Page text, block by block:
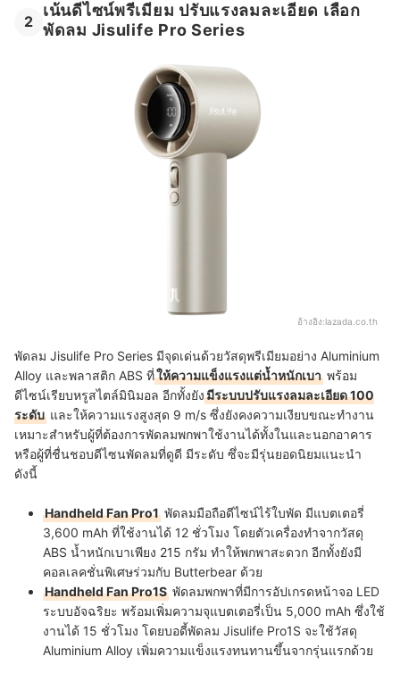
2
เน้นดีไซน์พรีเมียม ปรับแรงลมละเอียด เลือก
พัดลม Jisulife Pro Series
อ้างอิง:lazada.co.th
พัดลม Jisulife Pro Series มีจุดเด่นด้วยวัสดุพรีเมียมอย่าง Aluminium
Alloy และพลาสติก ABS ที่ให้ความแข็งแรงแต่น้ำหนักเบา พร้อม
ดีไซน์เรียบหรูสไตล์มินิมอล อีกทั้งยังมีระบบปรับแรงลมละเอียด 100
ระดับ และให้ความแรงสูงสุด 9 m/s ซึ่งยังคงความเงียบขณะทำงาน
เหมาะสำหรับผู้ที่ต้องการพัดลมพกพาใช้งานได้ทั้งในและนอกอาคาร
หรือผู้ที่ชื่นชอบดีไซนพัดลมที่ดูดี มีระดับ ซึ่จะมีรุ่นยอดนิยมแนะนำ
ดังนี้
Handheld Fan Pro1 พัดลมมือถือดีไซน์ไร้ใบพัด มีแบตเตอรี่
3,600 mAh ที่ใช้งานได้ 12 ชั่วโมง โดยตัวเครื่องทำจากวัสดุ
ABS น้ำหนักเบาเพียง 215 กรัม ทำให้พกพาสะดวก อีกทั้งยังมี
คอลเลคชั่นพิเศษร่วมกับ Butterbear ด้วย
Handheld Fan Pro1S พัดลมพกพาที่มีการอัปเกรดหน้าจอ LED
ระบบอัจฉริยะ พร้อมเพิ่มความจุแบตเตอรี่เป็น 5,000 mAh ซึ่งใช้
งานได้ 15 ชั่วโมง โดยบอดี้พัดลม Jisulife Pro1S จะใช้วัสดุ
Aluminium Alloy เพิ่มความแข็งแรงทนทานขึ้นจากรุ่นแรกด้วย